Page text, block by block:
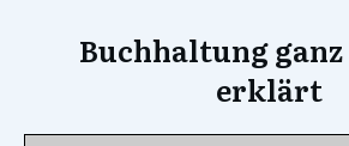
Buchhaltung
erklärt